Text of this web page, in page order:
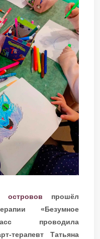
островов прошёл
«Безумное
проводила
терапевт Татьяна